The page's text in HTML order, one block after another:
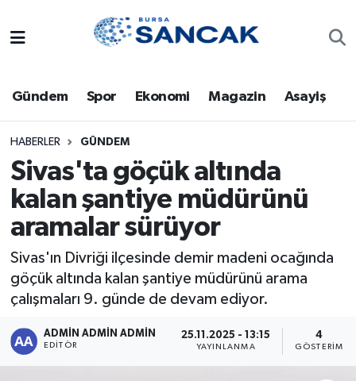
Gündem Spor Ekonomi Magazin Asayiş
HABERLER GÜNDEM
Sivas'ta göçük altında
kalan şantiye müdürünü
aramalar sürüyor
Sivas'ın Divriği ilçesinde demir madeni ocağında
göçük altında kalan şantiye müdürünü arama
çalışmaları 9. günde de devam ediyor.
ADMİN ADMİN ADMİN
EDITÖR
25.11.2025 - 13:15
YAYINLANMA
4
GÖSTERIM
Bursa
Dünya
Eğitim
Ekonomi
Genel
Gündem
Magazin
Trafik Durumu
Süper Lig Puan Durumu ve Fikstür
Tüm Manşetler
Son Dakika Haberleri
Haber Arşivi